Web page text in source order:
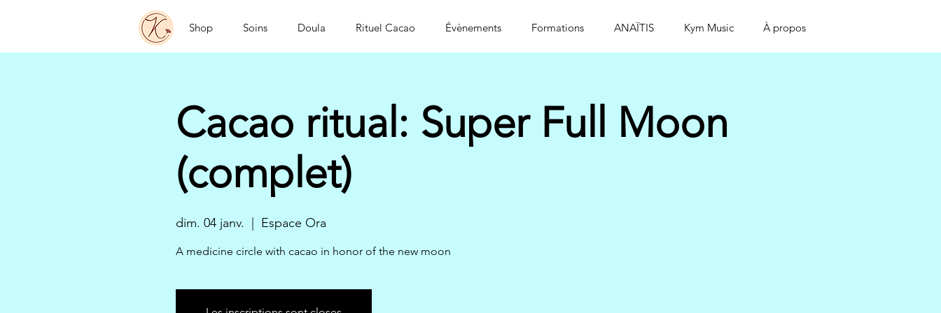
Shop Soins Doula Rituel Cacao Évènements Formations ANAÏTIS Kym Music À propos
Cacao ritual: Super Full Moon
(complet)
dim. 04 janv. Espace Ora
A medicine circle with cacao in honor of the new moon